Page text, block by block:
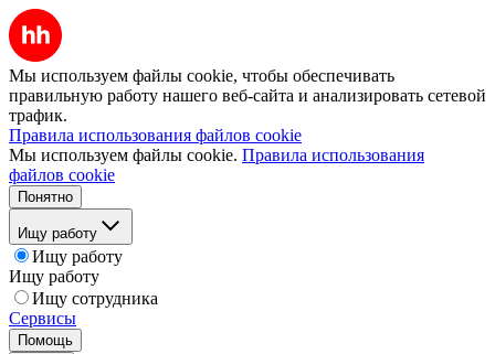
Мы используем файлы cookie, чтобы обеспечивать
правильную работу нашего веб-сайта и анализировать сетевой
трафик.
Правила использования файлов cookie
Мы используем файлы cookie. Правила использования
файлов cookie
Понятно
Ищу работу
Ищу работу
Ищу работу
Ищу сотрудника
Сервисы
Помощь